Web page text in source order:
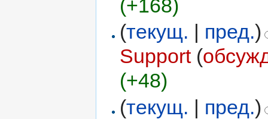
(+168)
(текущ. | пред.)
Support (
(+48)
(текущ. | пред.)